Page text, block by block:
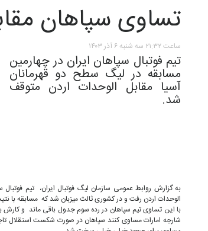
تساوی سپاهان
ساعت ۲۱:۳۲ سه شنبه ۶ آذر ۱۴۰۳
تیم فوتبال سپاهان ایران در چهارمین
مسابقه در لیگ سطح دو قهرمانان
آسیا مقابل الوحدات اردن متوقف
شد.
الوحدات اردن رفت و در کشوری ثالث میزبان شد که مسابقه با
با این تساوی تیم سپاهان در رده سوم جدول باقی ماند و کارش
شارجه امارات مساوی کنند سپاهان در صورت شکست استقلال